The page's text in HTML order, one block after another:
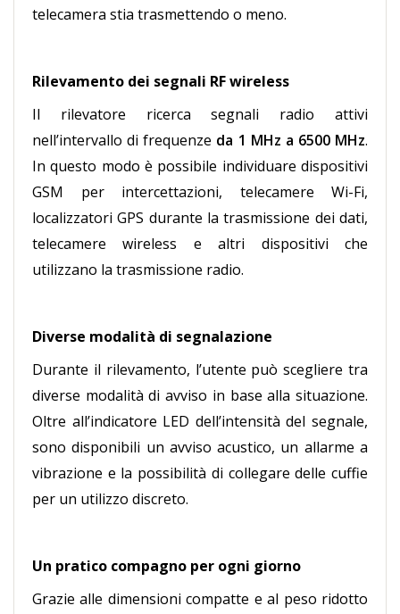
telecamera stia trasmettendo o meno.
Rilevamento dei segnali RF wireless
Il rilevatore ricerca segnali radio attivi
nell’intervallo di frequenze da 1 MHz a 6500 MHz.
In questo modo è possibile individuare dispositivi
GSM per intercettazioni, telecamere Wi-Fi,
localizzatori GPS durante la trasmissione dei dati,
telecamere wireless e altri dispositivi che
utilizzano la trasmissione radio.
Diverse modalità di segnalazione
Durante il rilevamento, l’utente può scegliere tra
diverse modalità di avviso in base alla situazione.
Oltre all’indicatore LED dell’intensità del segnale,
sono disponibili un avviso acustico, un allarme a
vibrazione e la possibilità di collegare delle cuffie
per un utilizzo discreto.
Un pratico compagno per ogni giorno
Grazie alle dimensioni compatte e al peso ridotto